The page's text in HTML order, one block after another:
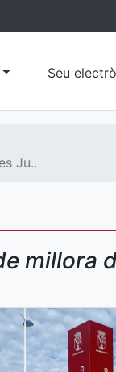
Seu
Ju..
millora